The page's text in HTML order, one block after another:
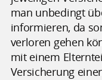
man unbedingt
informieren, da
verloren gehen
mit einem
Versicherung